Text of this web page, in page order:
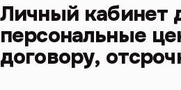
Личный кабинет
персональные
договору,